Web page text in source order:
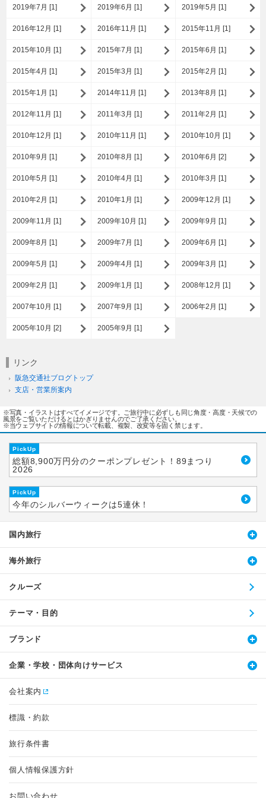
2019年7月 [1] 2019年6月 [1] 2019年5月 [1]
2016年12月 [1] 2016年11月 [1] 2015年11月 [1]
2015年10月 [1] 2015年7月 [1] 2015年6月 [1]
2015年4月 [1] 2015年3月 [1] 2015年2月 [1]
2015年1月 [1] 2014年11月 [1] 2013年8月 [1]
2012年11月 [1] 2011年3月 [1] 2011年2月 [1]
2010年12月 [1] 2010年11月 [1] 2010年10月 [1]
2010年9月 [1] 2010年8月 [1] 2010年6月 [2]
2010年5月 [1] 2010年4月 [1] 2010年3月 [1]
2010年2月 [1] 2010年1月 [1] 2009年12月 [1]
2009年11月 [1] 2009年10月 [1] 2009年9月 [1]
2009年8月 [1] 2009年7月 [1] 2009年6月 [1]
2009年5月 [1] 2009年4月 [1] 2009年3月 [1]
2009年2月 [1] 2009年1月 [1] 2008年12月 [1]
2007年10月 [1] 2007年9月 [1] 2006年2月 [1]
2005年10月 [2] 2005年9月 [1]
リンク
阪急交通社ブログトップ
支店・営業所案内
※写真・イラストはすべてイメージです。ご旅行中に必ずしも同じ角度・高度・天候での
風景をご覧いただけるとはかぎりませんのでご了承ください。
※当ウェブサイトの情報について転載、複製、改変等を固く禁じます。
PickUp
総額8,900万円分のクーポンプレゼント！89まつり
2026
PickUp
今年のシルバーウィークは5連休！
国内旅行
海外旅行
クルーズ
テーマ・目的
ブランド
企業・学校・団体向けサービス
会社案内
標識・約款
旅行条件書
個人情報保護方針
お問い合わせ